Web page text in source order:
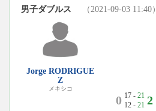
男子ダブルス （2021-09-03 11:40）
Jorge RODRIGUE
Z
メキシコ
0 17 - 21
12 - 21 2